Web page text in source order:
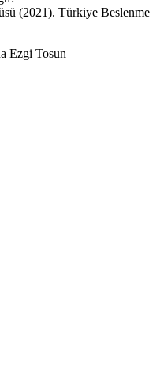
(2021). Türkiye Beslenme
Ezgi Tosun